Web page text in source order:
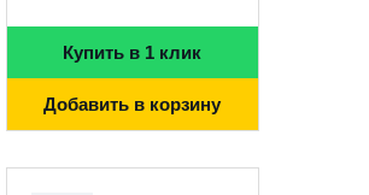
Купить в 1 клик
Добавить в корзину